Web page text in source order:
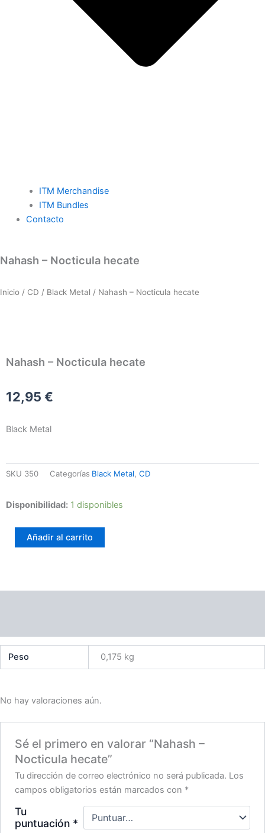
ITM Merchandise
ITM Bundles
Contacto
Nahash – Nocticula hecate
Inicio / CD / Black Metal / Nahash – Nocticula hecate
Nahash – Nocticula hecate
12,95 €
Black Metal
SKU 350 Categorías Black Metal CD
Disponibilidad: 1 disponibles
Nahash
Nocticula
hecate
cantidad
Añadir al carrito
Peso 0,175 kg
No hay valoraciones aún.
Sé el primero en valorar “Nahash –
Nocticula hecate”
Tu dirección de correo electrónico no será publicada. Los
campos obligatorios están marcados con *
Tu
puntuación *